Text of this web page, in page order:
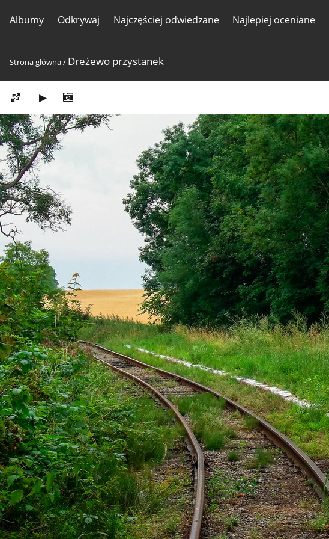
Albumy Odkrywaj Najczęściej odwiedzane Najlepiej oceniane
Strona główna/ Dreżewo przystanek